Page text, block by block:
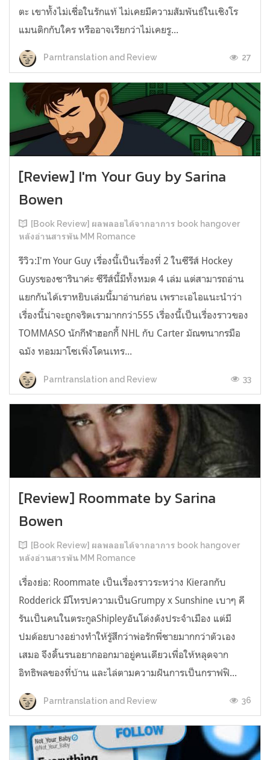
ตะ เขาทั้งไม่เชื่อในรักแท้ ไม่เคยมีความสัมพันธ์ในเชิงโร
แมนติกกับใคร หรืออาจเรียกว่าไม่เคยรู...
Parntranslation and Review 27
[Review] I'm Your Guy by Sarina
Bowen
[Book Review] ผลพลอยได้จากอาการ book hangover
หลังอ่านสารพัน MM Romance
รีวิว:I'm Your Guy เรื่องนี้เป็นเรื่องที่ 2 ในซีรีส์ Hockey
Guysของซารินาค่ะ ซีรีส์นี้มีทั้งหมด 4 เล่ม แต่สามารถอ่าน
แยกกันได้เราหยิบเล่มนี้มาอ่านก่อน เพราะเอไอแนะนำว่า
เรื่องนี้น่าจะถูกจริตเรามากกว่า555 เรื่องนี้เป็นเรื่องราวของ
TOMMASO นักกีฬาฮอกกี้ NHL กับ Carter มัณฑนากรมือ
ฉมัง ทอมมาโซเพิ่งโดนเทร...
Parntranslation and Review 33
[Review] Roommate by Sarina
Bowen
[Book Review] ผลพลอยได้จากอาการ book hangover
หลังอ่านสารพัน MM Romance
เรื่องย่อ: Roommate เป็นเรื่องราวระหว่าง Kieranกับ
Rodderick มีโทรปความเป็นGrumpy x Sunshine เบาๆ คี
รันเป็นคนในตระกูลShipleyอันโด่งดังประจำเมือง แต่มี
ปมด้อยบางอย่างทำให้รู้สึกว่าพ่อรักพี่ชายมากกว่าตัวเอง
เสมอ จึงดิ้นรนอยากออกมาอยู่คนเดียวเพื่อให้หลุดจาก
อิทธิพลของที่บ้าน และไล่ตามความฝันการเป็นกราฟฟิ...
Parntranslation and Review 36